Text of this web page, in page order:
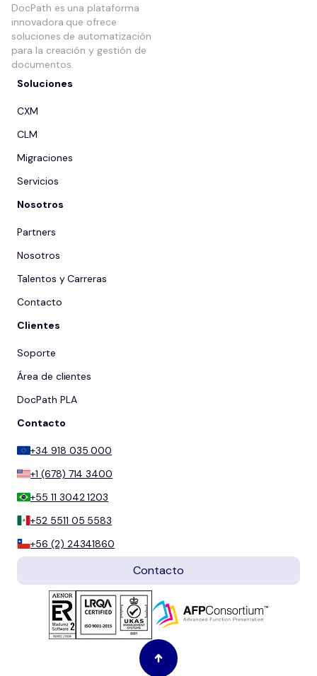
DocPath es una plataforma
innovadora que ofrece
soluciones de automatización
para la creación y gestión de
documentos.
Soluciones
CXM
CLM
Migraciones
Servicios
Nosotros
Partners
Nosotros
Talentos y Carreras
Contacto
Clientes
Soporte
Área de clientes
DocPath PLA
Contacto
+34 918 035 000
+1 (678) 714 3400
+55 11 3042 1203
+52 5511 05 5583
+56 (2) 24341860
Contacto